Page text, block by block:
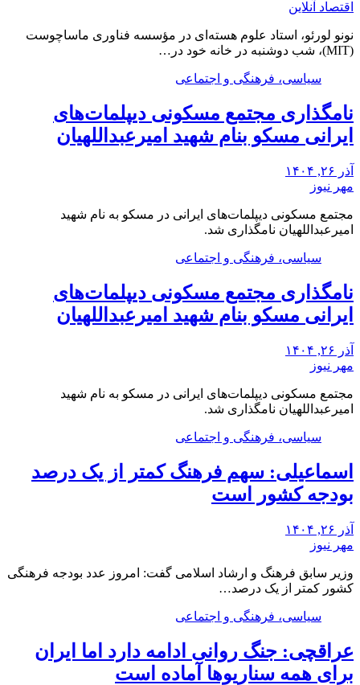
اقتصاد آنلاین
نونو لورئو، استاد علوم هسته‌ای در مؤسسه فناوری ماساچوست
(MIT)، شب دوشنبه در خانه خود در…
سیاسی، فرهنگی و اجتماعی
نامگذاری مجتمع مسکونی دیپلمات‌های
ایرانی مسکو بنام شهید امیرعبداللهیان
آذر ۲۶, ۱۴۰۴
مهر نیوز
مجتمع مسکونی دیپلمات‌های ایرانی در مسکو به نام شهید
امیرعبداللهیان نامگذاری شد.
سیاسی، فرهنگی و اجتماعی
نامگذاری مجتمع مسکونی دیپلمات‌های
ایرانی مسکو بنام شهید امیرعبداللهیان
آذر ۲۶, ۱۴۰۴
مهر نیوز
مجتمع مسکونی دیپلمات‌های ایرانی در مسکو به نام شهید
امیرعبداللهیان نامگذاری شد.
سیاسی، فرهنگی و اجتماعی
اسماعیلی: سهم فرهنگ کمتر از یک درصد
بودجه کشور است
آذر ۲۶, ۱۴۰۴
مهر نیوز
وزیر سابق فرهنگ و ارشاد اسلامی گفت: امروز عدد بودجه فرهنگی
کشور کمتر از یک درصد…
سیاسی، فرهنگی و اجتماعی
عراقچی: جنگ روانی ادامه دارد اما ایران
برای همه سناریوها آماده است